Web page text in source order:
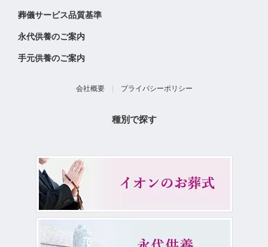
葬儀サービス品質基準
永代供養のご案内
手元供養のご案内
会社概要| プライバシーポリシー
種別で探す